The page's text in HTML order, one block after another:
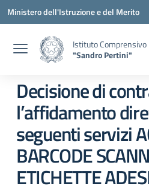
Vai ai contenuti
Vai al menu di navigazione
Vai al footer
Ministero dell'Istruzione e del Merito
Istituto Comprensivo
"Sandro Pertini"
Decisione di
l’affidamento
seguenti servizi
BARCODE
ETICHETTE